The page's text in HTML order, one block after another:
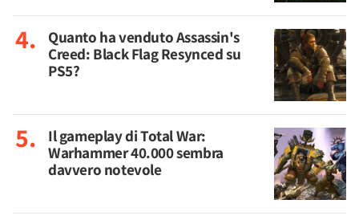
Quanto ha venduto Assassin's
Creed: Black Flag Resynced su
PS5?
Il gameplay di Total War:
Warhammer 40.000 sembra
davvero notevole